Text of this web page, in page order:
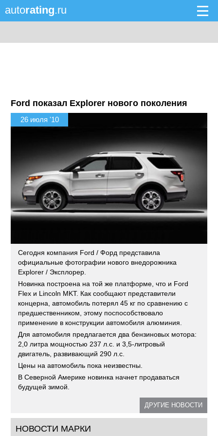
autorating.ru
Ford показал Explorer нового поколения
26 июля '10
Сегодня компания Ford / Форд представила
официальные фотографии нового внедорожника
Explorer / Эксплорер.
Новинка построена на той же платформе, что и Ford
Flex и Lincoln MKT. Как сообщают представители
концерна, автомобиль потерял 45 кг по сравнению с
предшественником, этому поспособствовало
применение в конструкции автомобиля алюминия.
Для автомобиля предлагается два бензиновых мотора:
2,0 литра мощностью 237 л.с. и 3,5-литровый
двигатель, развивающий 290 л.с.
Цены на автомобиль пока неизвестны.
В Северной Америке новинка начнет продаваться
будущей зимой.
ДРУГИЕ НОВОСТИ
НОВОСТИ МАРКИ